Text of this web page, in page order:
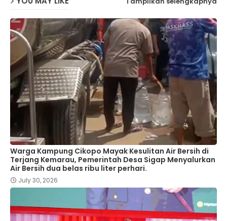
Warga Kampung Cikopo Mayak Kesulitan Air Bersih di
Terjang Kemarau, Pemerintah Desa Sigap Menyalurkan
Air Bersih dua belas ribu liter perhari.
July 30, 2026